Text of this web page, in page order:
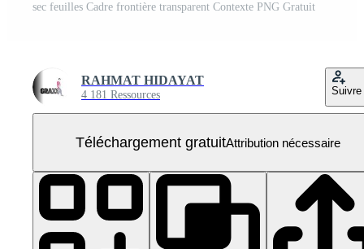
sec feuilles Cadre frontière transparent Contexte PNG Gratuit
RAHMAT HIDAYAT
4 181 Ressources Suivre
Téléchargement gratuitAttribution nécessaire